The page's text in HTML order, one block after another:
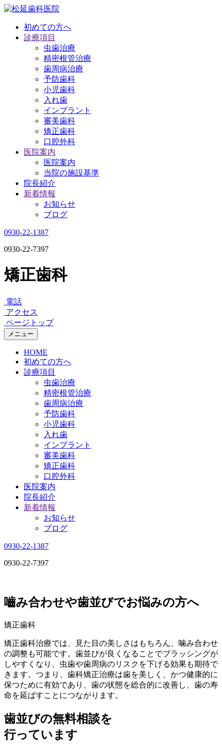
初めての方へ
診療項目
虫歯治療
精密根管治療
歯周病治療
予防歯科
小児歯科
入れ歯
インプラント
審美歯科
矯正歯科
口腔外科
医院案内
医院案内
当院の施設基準
院長紹介
新着情報
お知らせ
ブログ
0930-22-1387
0930-22-7397
矯正歯科
電話
アクセス
ページトップ
メニュー
HOME
初めての方へ
診療項目
虫歯治療
精密根管治療
歯周病治療
予防歯科
小児歯科
入れ歯
インプラント
審美歯科
矯正歯科
口腔外科
医院案内
院長紹介
新着情報
お知らせ
ブログ
0930-22-1387
0930-22-7397
嚙み合わせや歯並びでお悩みの方へ
矯正歯科
矯正歯科治療では、見た目の美しさはもちろん、噛み合わせ
の調整も可能です。歯並びが良くなることでブラッシングが
しやすくなり、虫歯や歯周病のリスクを下げる効果も期待で
きます。つまり、歯科矯正治療は歯を美しく、かつ健康的に
保つために有効であり、歯の状態を総合的に改善し、歯の寿
命を延ばすことにつながります。
歯並びの無料相談を
行っています